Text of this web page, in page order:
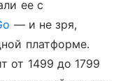
ее с
— и не зря,
платформе.
от 1499 до 1799